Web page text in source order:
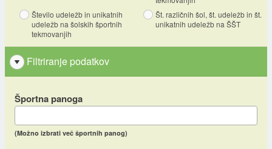
Število udeležb in unikatnih
udeležb na šolskih športnih
tekmovanjih
Št. različnih šol, št. udeležb in št.
unikatnih udeležb na ŠŠT
Filtriranje podatkov
Športna panoga
(Možno izbrati več športnih panog)